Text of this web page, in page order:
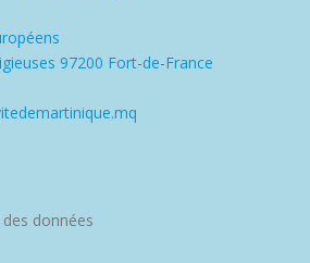
97200 Fort-de-France
données